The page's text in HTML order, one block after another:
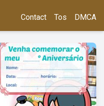
Contact Tos DMCA